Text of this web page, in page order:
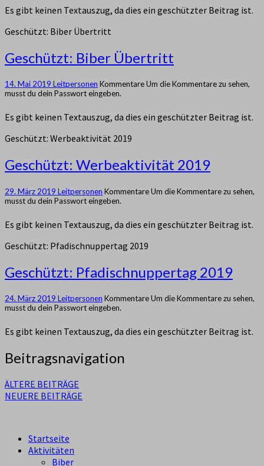
Es gibt keinen Textauszug, da dies ein geschützter Beitrag ist.
Geschützt: Biber Übertritt
Geschützt: Biber Übertritt
14. Mai 2019 Leitpersonen KommentareUm die Kommentare zu sehen,
musst du dein Passwort eingeben.
Es gibt keinen Textauszug, da dies ein geschützter Beitrag ist.
Geschützt: Werbeaktivität 2019
Geschützt: Werbeaktivität 2019
29. März 2019 Leitpersonen KommentareUm die Kommentare zu sehen,
musst du dein Passwort eingeben.
Es gibt keinen Textauszug, da dies ein geschützter Beitrag ist.
Geschützt: Pfadischnuppertag 2019
Geschützt: Pfadischnuppertag 2019
24. März 2019 Leitpersonen KommentareUm die Kommentare zu sehen,
musst du dein Passwort eingeben.
Es gibt keinen Textauszug, da dies ein geschützter Beitrag ist.
Beitragsnavigation
ÄLTERE BEITRÄGE
NEUERE BEITRÄGE
Startseite
Aktivitäten
Biber